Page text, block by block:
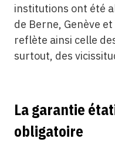
institutions ont été
de Berne, Genève et
reflète ainsi celle
surtout, des
La garantie
obligatoire